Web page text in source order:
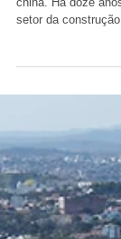
As primeiras casas